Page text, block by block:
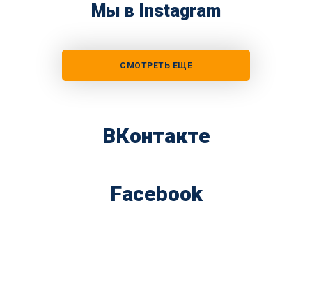
Мы в Instagram
СМОТРЕТЬ ЕЩЕ
ВКонтакте
Facebook